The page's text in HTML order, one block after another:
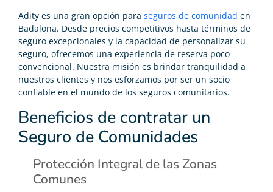
Adity es una gran opción para seguros de comunidad en
Badalona. Desde precios competitivos hasta términos de
seguro excepcionales y la capacidad de personalizar su
seguro, ofrecemos una experiencia de reserva poco
convencional. Nuestra misión es brindar tranquilidad a
nuestros clientes y nos esforzamos por ser un socio
confiable en el mundo de los seguros comunitarios.
Beneficios de contratar un
Seguro de Comunidades
Protección Integral de las Zonas
Comunes